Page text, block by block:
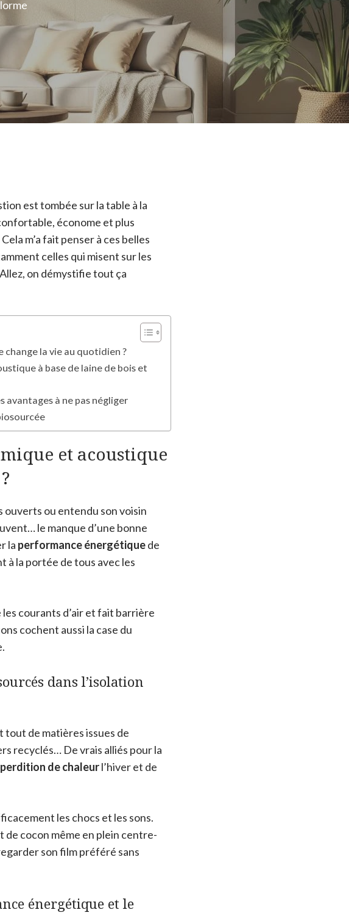
est tombée sur la table à la
économe et plus
m’a fait penser à ces belles
celles qui misent sur les
on démystifie tout ça
la vie au quotidien ?
à base de laine de bois et
avantages à ne pas négliger
et acoustique
ouverts ou entendu son voisin
le manque d’une bonne
la performance énergétiquede
à la portée de tous avec les
courants d’air et fait barrière
cochent aussi la case du
dans l’isolation
tout de matières issues de
recyclés… De vrais alliés pour la
de chaleurl’hiver et de
les chocs et les sons.
de cocon même en plein centre-
son film préféré sans
énergétique et le